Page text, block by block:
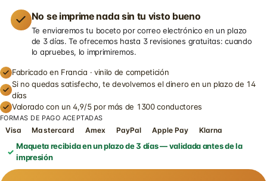
No se imprime nada sin tu visto bueno
Te enviaremos tu boceto por correo electrónico en un plazo
de 3 días. Te ofrecemos hasta 3 revisiones gratuitas: cuando
lo apruebes, lo imprimiremos.
Fabricado en Francia · vinilo de competición
Si no quedas satisfecho, te devolvemos el dinero en un plazo de 14
días
Valorado con un 4,9/5 por más de 1300 conductores
FORMAS DE PAGO ACEPTADAS
Visa Mastercard Amex PayPal Apple Pay Klarna
Maqueta recibida en un plazo de 3 días — validada antes de la
impresión